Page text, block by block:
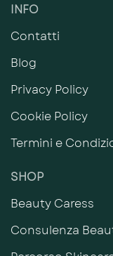
INFO
Contatti
Blog
Privacy Policy
Cookie Policy
Termini e
SHOP
Beauty Caress
Consulenza